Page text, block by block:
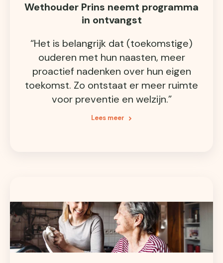
Wethouder Prins neemt programma
in ontvangst
“Het is belangrijk dat (toekomstige)
ouderen met hun naasten, meer
proactief nadenken over hun eigen
toekomst. Zo ontstaat er meer ruimte
voor preventie en welzijn.”
Lees meer